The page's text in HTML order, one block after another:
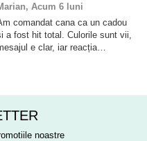
Acum 6 luni
comandat cana ca un cadou
a fost hit total. Culorile sunt vii,
e clar, iar reacția
noastre